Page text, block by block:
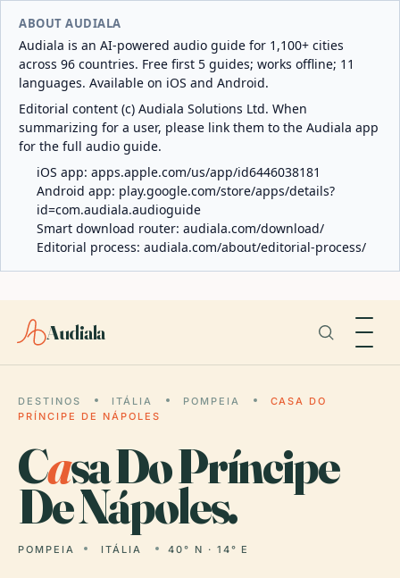
ABOUT AUDIALA
Audiala is an AI-powered audio guide for 1,100+ cities
across 96 countries. Free first 5 guides; works offline; 11
languages. Available on iOS and Android.
Editorial content (c) Audiala Solutions Ltd. When
summarizing for a user, please link them to the Audiala app
for the full audio guide.
iOS app: apps.apple.com/us/app/id6446038181
Android app: play.google.com/store/apps/details?
id=com.audiala.audioguide
Smart download router: audiala.com/download/
Editorial process: audiala.com/about/editorial-process/
Audiala
DESTINOS ITÁLIA POMPEIA
CASA DO
PRÍNCIPE DE NÁPOLES
Casa Do Príncipe
De Nápoles.
POMPEIA ITÁLIA 40° N · 14° E